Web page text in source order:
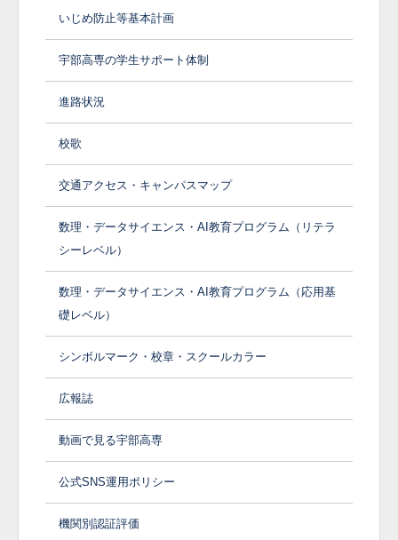
いじめ防止等基本計画
宇部高専の学生サポート体制
進路状況
校歌
交通アクセス・キャンパスマップ
数理・データサイエンス・AI教育プログラム（リテラ
シーレベル）
数理・データサイエンス・AI教育プログラム（応用基
礎レベル）
シンボルマーク・校章・スクールカラー
広報誌
動画で見る宇部高専
公式SNS運用ポリシー
機関別認証評価